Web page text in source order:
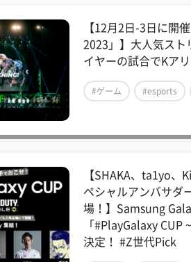
【12月2日-3日に開
2023」】大人気スト
イヤーの試合でKア
#ゲーム #esports
【SHAKA、ta1yo、
ペシャルアンバサダ
場！】Samsung
「#PlayGalaxy
決定！ #Z世代Pick